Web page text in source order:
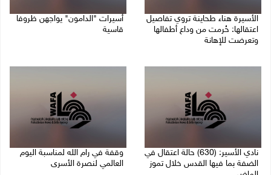
الأسيرة هناء طحاينة تروي تفاصيل
اعتقالها: حُرمت من وداع أطفالها
وتعرضت للإهانة
أسيرات "الدامون" يواجهن ظروفا
قاسية
نادي الأسير: (630) حالة اعتقال في
الضفة بما فيها القدس خلال تموز
وقفة في رام الله لمناسبة اليوم
العالمي لنصرة الأسرى